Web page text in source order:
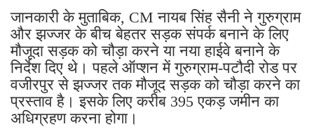
जानकारी के मुताबिक, CM नायब सिंह सैनी ने गुरुग्राम
और झज्जर के बीच बेहतर सड़क संपर्क बनाने के लिए
मौजूदा सड़क को चौड़ा करने या नया हाईवे बनाने के
निर्देश दिए थे। पहले ऑप्शन में गुरुग्राम-पटौदी रोड पर
वजीरपुर से झज्जर तक मौजूद सड़क को चौड़ा करने का
प्रस्ताव है। इसके लिए करीब 395 एकड़ जमीन का
अधिग्रहण करना होगा।